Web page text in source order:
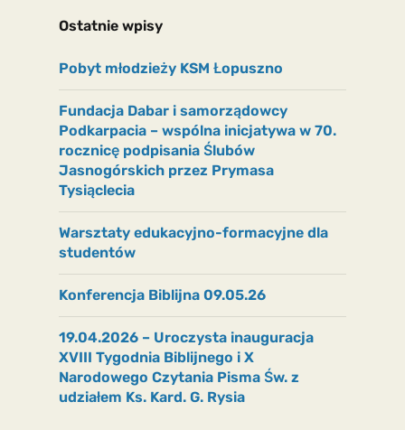
Ostatnie wpisy
Pobyt młodzieży KSM Łopuszno
Fundacja Dabar i samorządowcy
Podkarpacia – wspólna inicjatywa w 70.
rocznicę podpisania Ślubów
Jasnogórskich przez Prymasa
Tysiąclecia
Warsztaty edukacyjno-formacyjne dla
studentów
Konferencja Biblijna 09.05.26
19.04.2026 – Uroczysta inauguracja
XVIII Tygodnia Biblijnego i X
Narodowego Czytania Pisma Św. z
udziałem Ks. Kard. G. Rysia